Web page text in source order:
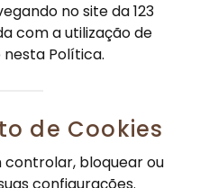
no site da 123
com a utilização de
Política.
de Cookies
bloquear ou
configurações.